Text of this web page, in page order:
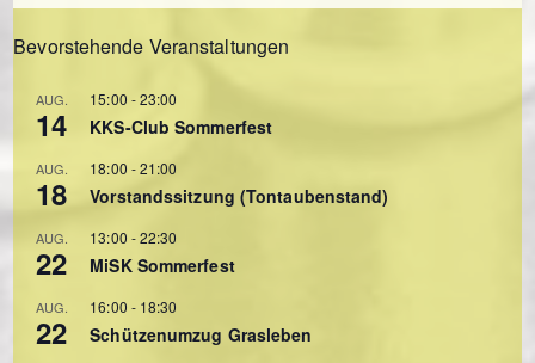
Bevorstehende Veranstaltungen
AUG.
14
15:00 -23:00
KKS-Club Sommerfest
AUG.
18
18:00 -21:00
Vorstandssitzung (Tontaubenstand)
AUG.
22
13:00 -22:30
MiSK Sommerfest
AUG.
22
16:00 - 18:30
Schützenumzug Grasleben